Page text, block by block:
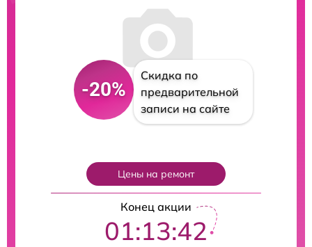
-20%
Скидка по
предварительной
записи на сайте
Цены на ремонт
Конец акции
01:13:41